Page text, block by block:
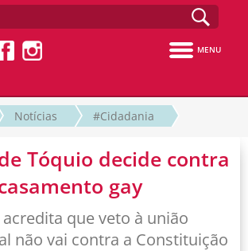
MENU
Notícias #Cidadania
Tóquio decide contra
gay
acredita que veto à união
não vai contra a Constituição